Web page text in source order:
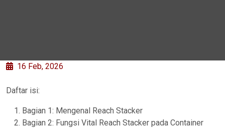
16 Feb, 2026
Daftar isi:
Bagian 1: Mengenal Reach Stacker
Bagian 2: Fungsi Vital Reach Stacker pada Container